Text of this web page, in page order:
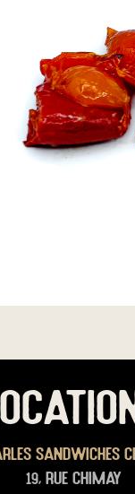
Sandwiches
19, rue Chimay